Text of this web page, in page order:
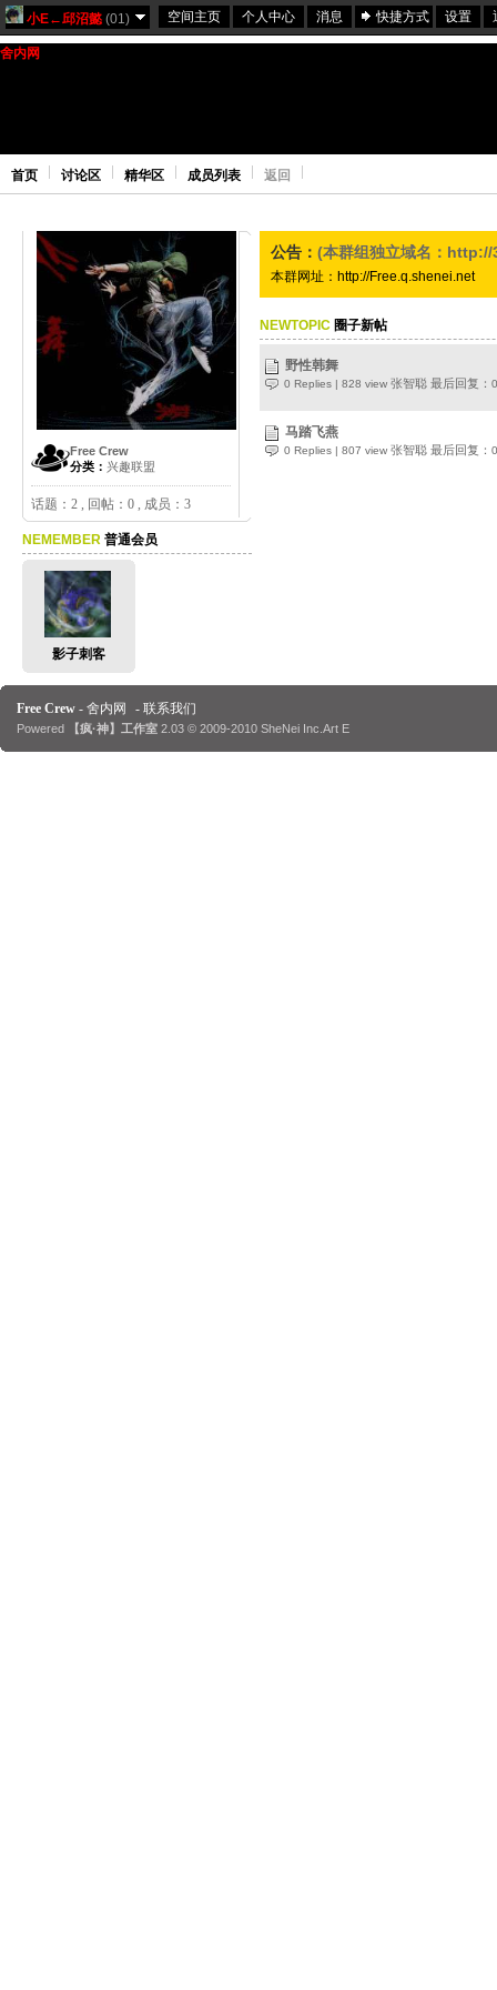
小E←邱沼懿 (01) 空间主页 个人中心 消息 快捷方式 设置
舍内网
首页 讨论区 精华区 成员列表 返回
Free Crew
分类： 兴趣联盟
话题：2 , 回帖：0 , 成员：3
NEMEMBER普通会员
影子刺客
公告： (本群组独立域名： http://
本群网址：http://Free.q.shenei.net
NEWTOPIC圈子新帖
野性韩舞
0 Replies | 828 view 张智聪最后回复：
马踏飞燕
0 Replies | 807 view 张智聪最后回复：
Free Crew - 舍内网 - 联系我们
Powered 【疯·神】工作室 2.03 © 2009-2010 SheNei Inc.Art E